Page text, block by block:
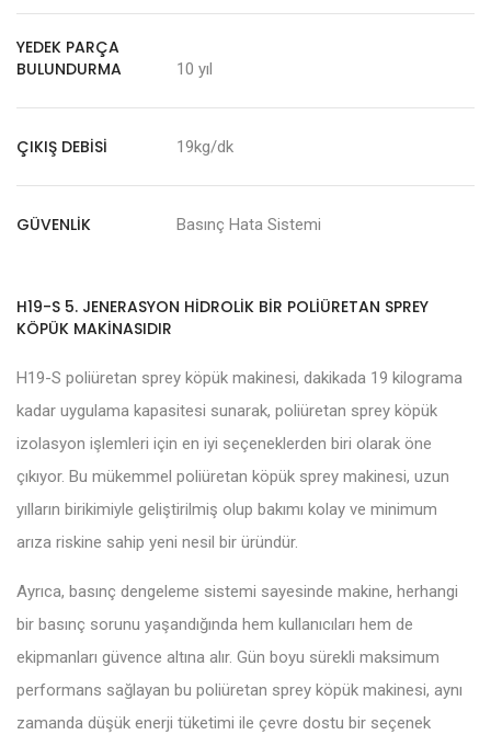
YEDEK PARÇA
BULUNDURMA
10 yıl
ÇIKIŞ DEBISI 19kg/dk
GÜVENLIK Basınç Hata Sistemi
H19-S 5. JENERASYON HIDROLIK BIR POLIÜRETAN SPREY
KÖPÜK MAKINASIDIR
H19-S poliüretan sprey köpük makinesi, dakikada 19 kilograma
kadar uygulama kapasitesi sunarak, poliüretan sprey köpük
izolasyon işlemleri için en iyi seçeneklerden biri olarak öne
çıkıyor. Bu mükemmel poliüretan köpük sprey makinesi, uzun
yılların birikimiyle geliştirilmiş olup bakımı kolay ve minimum
arıza riskine sahip yeni nesil bir üründür.
Ayrıca, basınç dengeleme sistemi sayesinde makine, herhangi
bir basınç sorunu yaşandığında hem kullanıcıları hem de
ekipmanları güvence altına alır. Gün boyu sürekli maksimum
performans sağlayan bu poliüretan sprey köpük makinesi, aynı
zamanda düşük enerji tüketimi ile çevre dostu bir seçenek